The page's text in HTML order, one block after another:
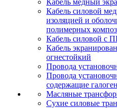
Кабель медный
Кабель силовой
изоляцией и
полимерных
Кабель силовой с
Кабель
огнестойкий
Провода
Провода
содержащие
Масляные
Сухие силовые